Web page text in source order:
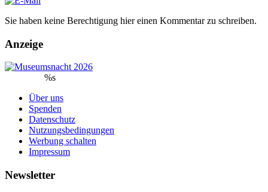
Sie haben keine Berechtigung hier einen Kommentar zu schreiben.
Anzeige
%s
Über uns
Spenden
Datenschutz
Nutzungsbedingungen
Werbung schalten
Impressum
Newsletter